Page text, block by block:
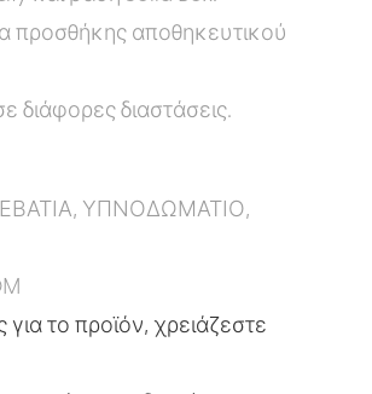
προσθήκης αποθηκευτικού
διάφορες διαστάσεις.
, ΥΠΝΟΔΩΜΑΤΙΟ,
το προϊόν, χρειάζεστε